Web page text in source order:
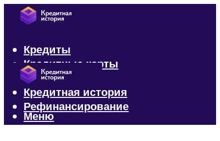
Кредиты
Кредитные карты
Микрозаймы
Кредитная история
Рефинансирование
Меню